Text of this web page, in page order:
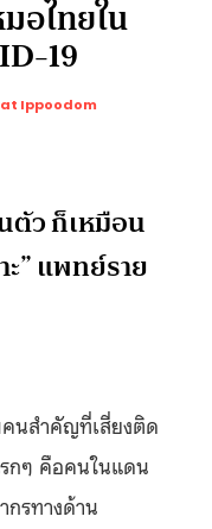
อไทยใน
19
Ippoodom
ว ก็เหมือน
” แพทย์ราย
คนสำคัญที่เสี่ยงติด
กๆ คือคนในแดน
รทางด้าน